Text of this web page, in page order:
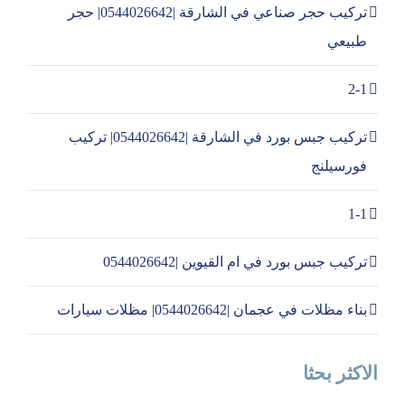
تركيب حجر صناعي في الشارقة |0544026642| حجر
طبيعي
2-1
تركيب جبس بورد في الشارقة |0544026642| تركيب
فورسيلنج
1-1
تركيب جبس بورد في ام القيوين |0544026642
بناء مظلات في عجمان |0544026642| مظلات سيارات
الاكثر بحثا